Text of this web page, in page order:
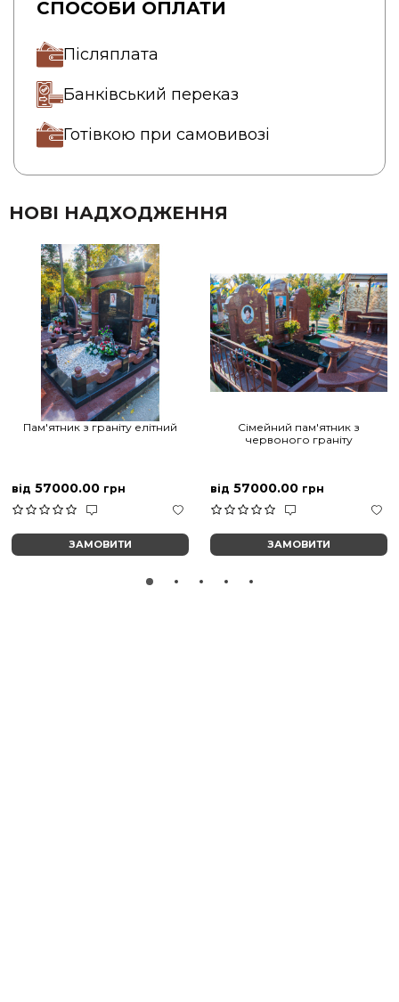
СПОСОБИ ОПЛАТИ
Післяплата
Банківський переказ
Готівкою при самовивозі
НОВІ НАДХОДЖЕННЯ
Пам'ятник з граніту елітний
від 57000.00 грн
ЗАМОВИТИ
Сімейний пам'ятник з
червоного граніту
від 57000.00 грн
ЗАМОВИТИ